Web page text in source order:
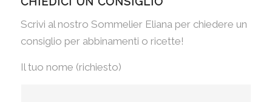
Scrivi al nostro Sommelier Eliana per chiedere un
consiglio per abbinamenti o ricette!
Il tuo nome (richiesto)